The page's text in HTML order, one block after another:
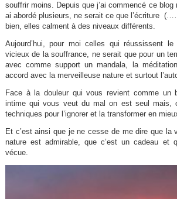
souffrir moins. Depuis que j’ai commencé ce blog
ai abordé plusieurs, ne serait ce que
bien, elles calment à des niveaux différents.
Aujourd’hui, pour moi celles qui réussissent
vicieux de la souffrance, ne serait que pour un
avec comme support un mandala, la
accord avec la merveilleuse nature et surtout
Face à la douleur qui vous revient comme un
intime qui vous veut du mal on est seul mais,
techniques pour l’ignorer et la transformer en
Et c’est ainsi que je ne cesse de me dire que la
nature est admirable, que c’est un cadeau et
vécue.